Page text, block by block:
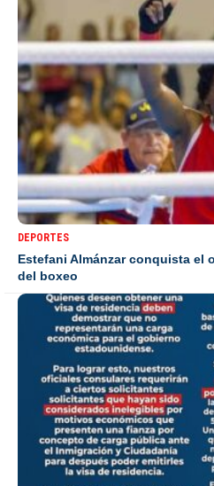
DEPORTES
Estefani Almánzar conquista el
del boxeo